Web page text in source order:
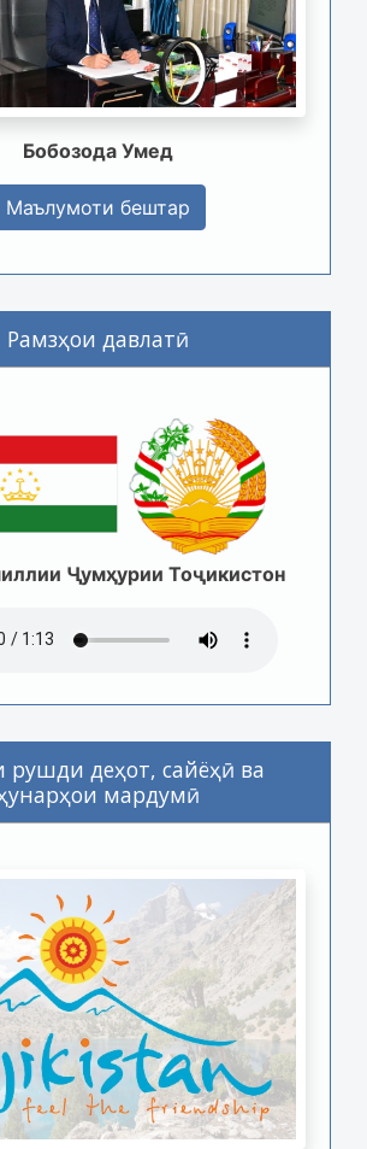
Бобозода Умед
Маълумоти бештар
Рамзҳои давлатӣ
Ҷумҳурии Тоҷикистон
рушди деҳот, сайёҳӣ ва
мардумӣ